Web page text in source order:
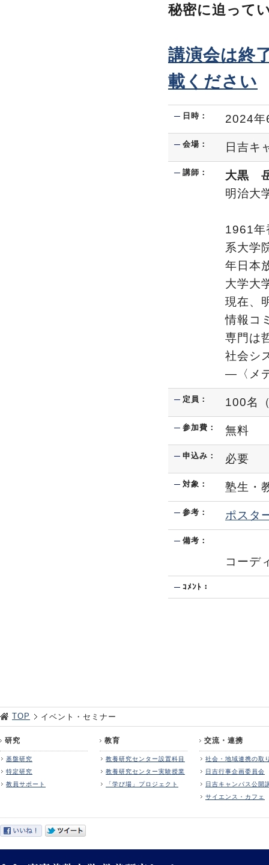
秘密に迫って
講演会は終
載ください
日時： 2024
会場： 日吉キ
講師：
大黒
明治大
1961年
系大学
年日本
大学大
現在、
情報コ
専門は
社会シ
―〈メ
定員： 100名
参加費： 無料
申込み： 必要
対象： 塾生・
参考： ポスタ
備考：
コーデ
ｺﾒﾝﾄ：
TOP イベント・セミナー
研究
基盤研究
特定研究
教員サポート
教育
教養研究センター設置科目
教養研究センター実験授業
「学び場」プロジェクト
交流・連携
社会・地域連携の取
日吉行事企画委員会
日吉キャンパス公開
サイエンス・カフェ